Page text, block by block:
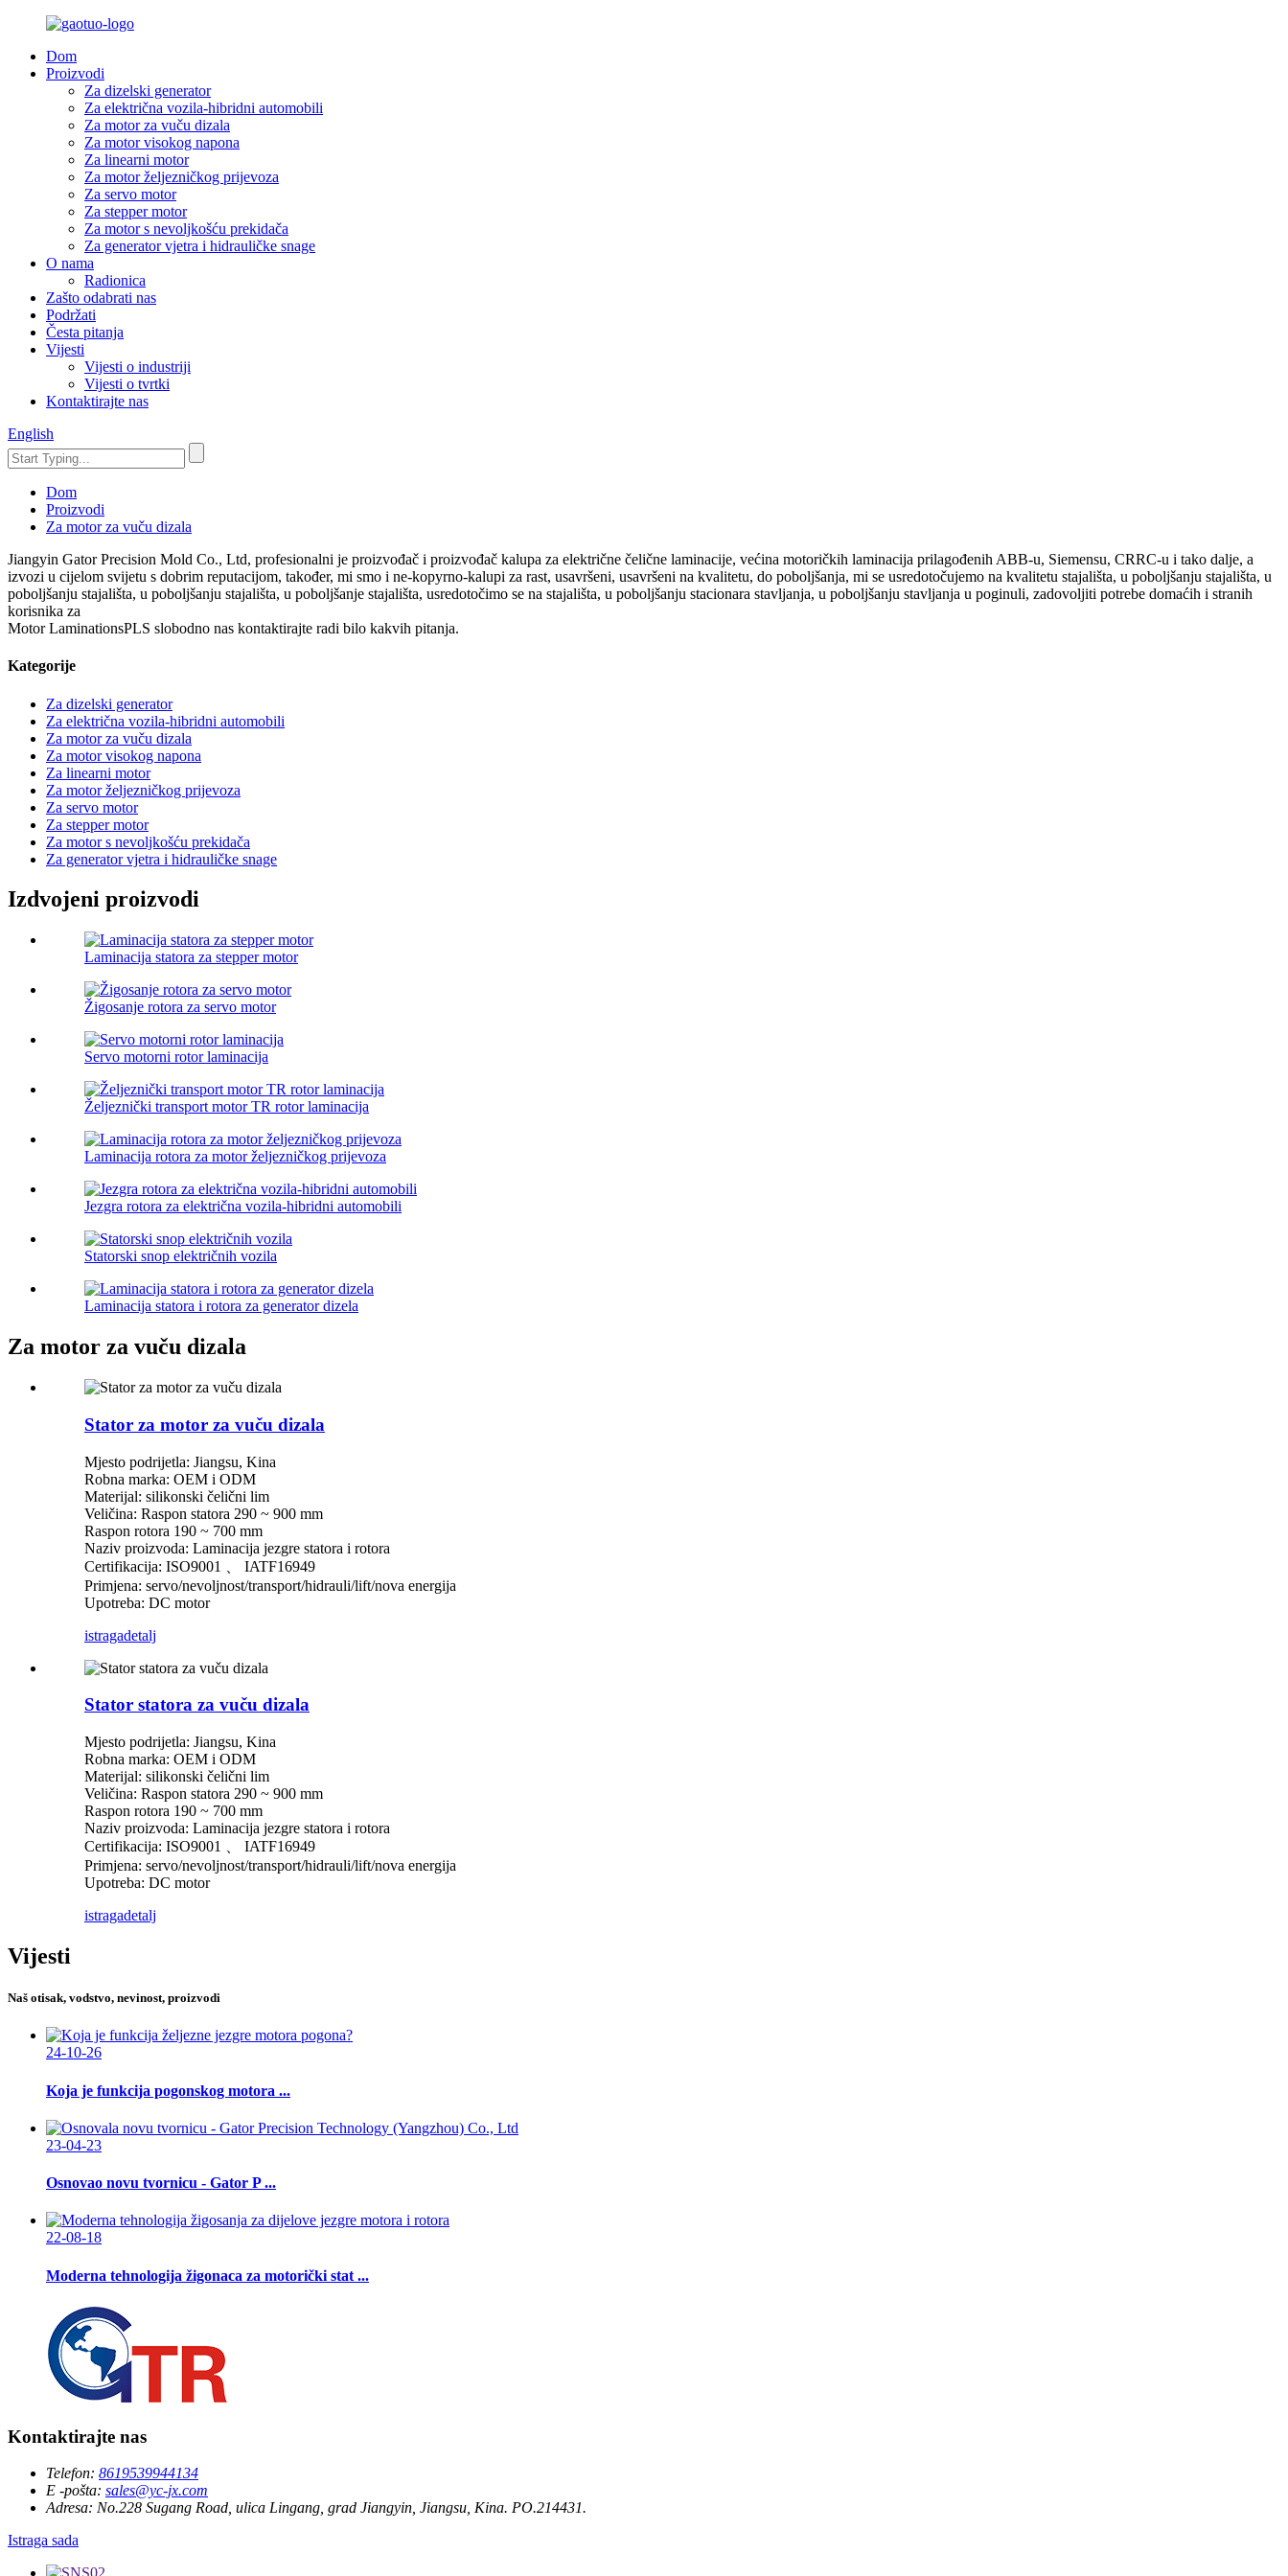
Dom
Proizvodi
Za dizelski generator
Za električna vozila-hibridni automobili
Za motor za vuču dizala
Za motor visokog napona
Za linearni motor
Za motor željezničkog prijevoza
Za servo motor
Za stepper motor
Za motor s nevoljkošću prekidača
Za generator vjetra i hidrauličke snage
O nama
Radionica
Zašto odabrati nas
Podržati
Česta pitanja
Vijesti
Vijesti o industriji
Vijesti o tvrtki
Kontaktirajte nas
English
Dom
Proizvodi
Za motor za vuču dizala
Jiangyin Gator Precision Mold Co., Ltd, profesionalni je proizvođač i proizvođač kalupa za električne čelične laminacije, većina motoričkih laminacija prilagođenih ABB-u, Siemensu, CRRC-u i tako dalje, a
izvozi u cijelom svijetu s dobrim reputacijom, također, mi smo i ne-kopyrno-kalupi za rast, usavršeni, usavršeni na kvalitetu, do poboljšanja, mi se usredotočujemo na kvalitetu stajališta, u poboljšanju stajališta, u
poboljšanju stajališta, u poboljšanju stajališta, u poboljšanje stajališta, usredotočimo se na stajališta, u poboljšanju stacionara stavljanja, u poboljšanju stavljanja u poginuli, zadovoljiti potrebe domaćih i stranih
korisnika za
Motor LaminationsPLS slobodno nas kontaktirajte radi bilo kakvih pitanja.
Kategorije
Za dizelski generator
Za električna vozila-hibridni automobili
Za motor za vuču dizala
Za motor visokog napona
Za linearni motor
Za motor željezničkog prijevoza
Za servo motor
Za stepper motor
Za motor s nevoljkošću prekidača
Za generator vjetra i hidrauličke snage
Izdvojeni proizvodi
Laminacija statora za stepper motor
Žigosanje rotora za servo motor
Servo motorni rotor laminacija
Željeznički transport motor TR rotor laminacija
Laminacija rotora za motor željezničkog prijevoza
Jezgra rotora za električna vozila-hibridni automobili
Statorski snop električnih vozila
Laminacija statora i rotora za generator dizela
Za motor za vuču dizala
Stator za motor za vuču dizala
Mjesto podrijetla: Jiangsu, Kina
Robna marka: OEM i ODM
Materijal: silikonski čelični lim
Veličina: Raspon statora 290 ~ 900 mm
Raspon rotora 190 ~ 700 mm
Naziv proizvoda: Laminacija jezgre statora i rotora
Certifikacija: ISO9001 、 IATF16949
Primjena: servo/nevoljnost/transport/hidrauli/lift/nova energija
Upotreba: DC motor
istragadetalj
Stator statora za vuču dizala
Mjesto podrijetla: Jiangsu, Kina
Robna marka: OEM i ODM
Materijal: silikonski čelični lim
Veličina: Raspon statora 290 ~ 900 mm
Raspon rotora 190 ~ 700 mm
Naziv proizvoda: Laminacija jezgre statora i rotora
Certifikacija: ISO9001 、 IATF16949
Primjena: servo/nevoljnost/transport/hidrauli/lift/nova energija
Upotreba: DC motor
istragadetalj
Vijesti
Naš otisak, vodstvo, nevinost, proizvodi
24-10-26
Koja je funkcija pogonskog motora ...
23-04-23
Osnovao novu tvornicu - Gator P ...
22-08-18
Moderna tehnologija žigonaca za motorički stat ...
Kontaktirajte nas
Telefon: 8619539944134
E -pošta: sales@yc-jx.com
Adresa: No.228 Sugang Road, ulica Lingang, grad Jiangyin, Jiangsu, Kina. PO.214431.
Istraga sada